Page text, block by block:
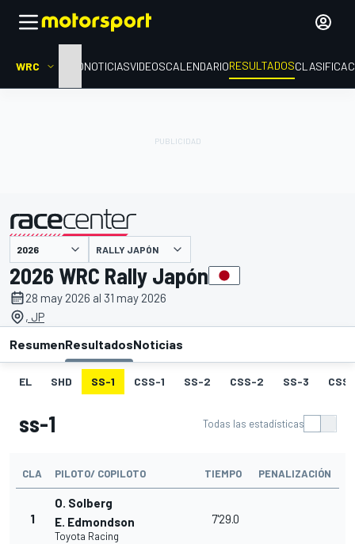
WRC INICIONOTICIASVIDEOSCALENDARIORESULTADOS
presentado por RALLY JAPÓN
2026 WRC Rally Japón
28 may 2026 al 31 may 2026
, JP
ResumenResultadosNoticias
EL SHD SS-1 CSS-1 SS-2 CSS-2 SS-3
ss-1 Todas las estadísticas
CLA PILOTO/ COPILOTO TIEMPO PENALIZACIÓN
1
O. Solberg
E. Edmondson
Toyota Racing
7'29.0